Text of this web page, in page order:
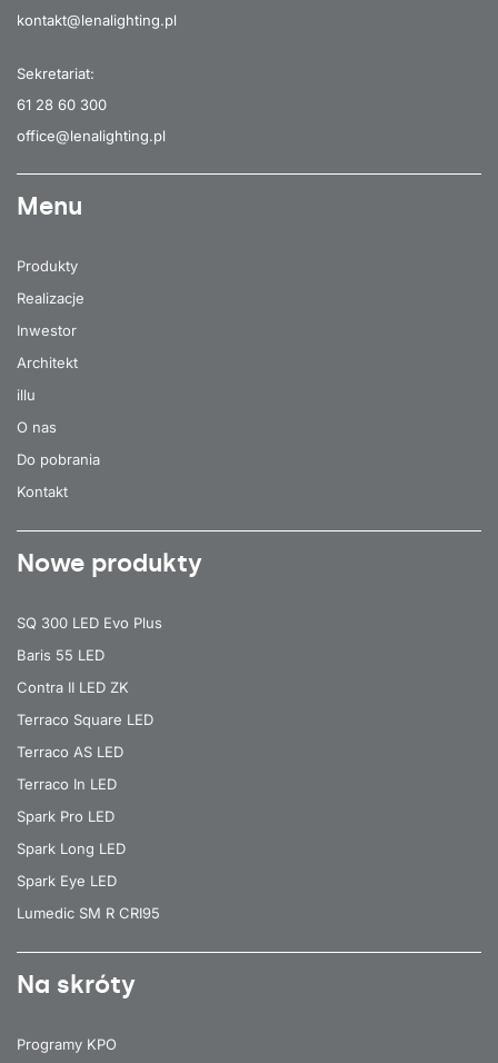
kontakt@lenalighting.pl
Sekretariat:
61 28 60 300
office@lenalighting.pl
Menu
Produkty
Realizacje
Inwestor
Architekt
illu
O nas
Do pobrania
Kontakt
Nowe produkty
SQ 300 LED Evo Plus
Baris 55 LED
Contra II LED ZK
Terraco Square LED
Terraco AS LED
Terraco In LED
Spark Pro LED
Spark Long LED
Spark Eye LED
Lumedic SM R CRI95
Na skróty
Programy KPO